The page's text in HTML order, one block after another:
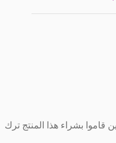
بشراء هذا المنتج ترك